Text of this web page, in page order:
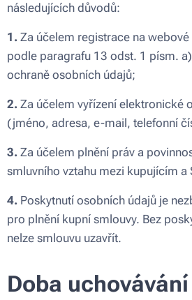
následujících důvodů:
1. Za účelem registrace na
podle paragrafu 13 odst. 1 písm.
ochraně osobních údajů;
2. Za účelem vyřízení elektronické
(jméno, adresa, e-mail, telefonní
3. Za účelem plnění práv a
smluvního vztahu mezi kupujícím a
4. Poskytnutí osobních údajů je
pro plnění kupní smlouvy. Bez
nelze smlouvu uzavřít.
Doba